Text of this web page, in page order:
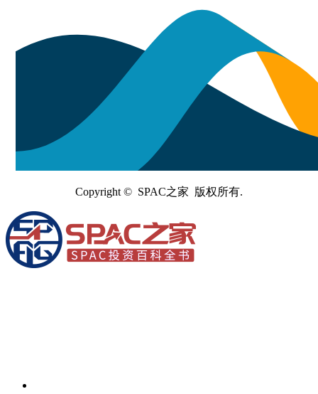
Copyright © SPAC之家 版权所有.